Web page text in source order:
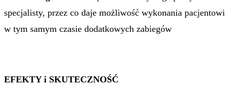
specjalisty, przez co daje możliwość wykonania pacjentowi
w tym samym czasie dodatkowych zabiegów
EFEKTY i SKUTECZNOŚĆ